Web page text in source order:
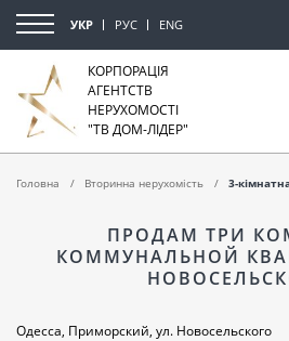
УКР РУС ENG
КОРПОРАЦІЯ
АГЕНТСТВ
НЕРУХОМОСТІ
"ТВ ДОМ-ЛІДЕР"
Головна Вторинна нерухомість 3-
ПРОДАМ ТРИ
КОММУНАЛЬНОЙ
Одесса, Приморский, ул. Новосельского